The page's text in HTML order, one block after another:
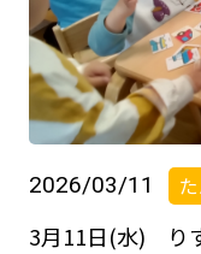
2026/03/11
3月11日(水) り